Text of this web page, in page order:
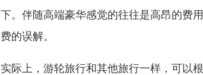
下。伴随高端豪华感觉的往往是高昂的费
费的误解。
实际上，游轮旅行和其他旅行一样，可以